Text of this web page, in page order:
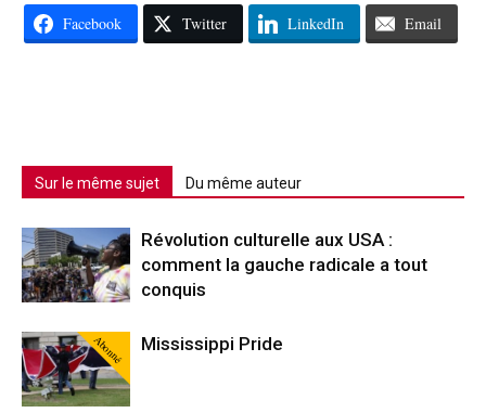
Facebook Twitter LinkedIn Email
Sur le même sujet Du même auteur
Révolution culturelle aux USA :
comment la gauche radicale a tout
conquis
Abonné Mississippi Pride